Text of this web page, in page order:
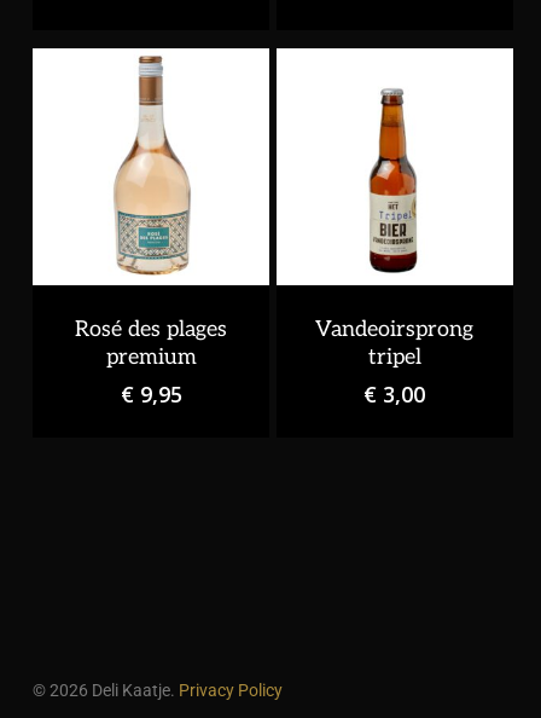
Geen producten in de
winkelwagen.
Rosé des plages
premium
€9,95
Vandeoirsprong
tripel
€ 3,00
© 2026 Deli Kaatje. Privacy Policy